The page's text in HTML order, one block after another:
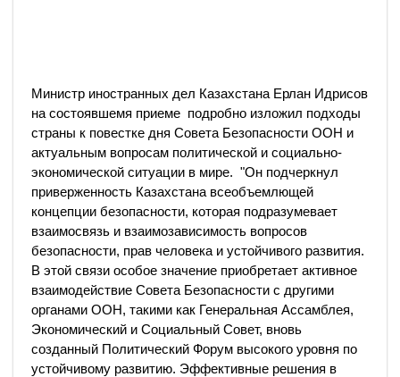
Министр иностранных дел Казахстана Ерлан Идрисов
на состоявшемя приеме подробно изложил подходы
страны к повестке дня Совета Безопасности ООН и
актуальным вопросам политической и социально-
экономической ситуации в мире. "Он подчеркнул
приверженность Казахстана всеобъемлющей
концепции безопасности, которая подразумевает
взаимосвязь и взаимозависимость вопросов
безопасности, прав человека и устойчивого развития.
В этой связи особое значение приобретает активное
взаимодействие Совета Безопасности с другими
органами ООН, такими как Генеральная Ассамблея,
Экономический и Социальный Совет, вновь
созданный Политический Форум высокого уровня по
устойчивому развитию. Эффективные решения в